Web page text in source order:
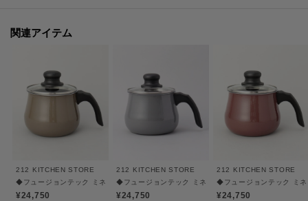
※照明の関係により、実際よりも色味が違って見える場合があります。ま
が異なる場合もございます。
【価格改定のお知らせ】
この度2026年5月15日より、原材料費高騰の影響にて価格改定を致します。
何卒ご了承頂きますよう、お願い申し上げます。
が混在している場合がございます。ご了承下さいますよう、重ねてお願い申
し上げます。
関連アイテム
212 KITCHEN STORE
◆フュージョンテック ミネラル マルチポット 14cm BR ＜WMF ヴェーエムエフ＞
¥24,750
212 KITCHEN STORE
◆フュージョンテック ミネラル マルチポット 14cm GY
¥24,750
212 KITCHEN STORE
◆フュージョンテック ミ
¥24,750